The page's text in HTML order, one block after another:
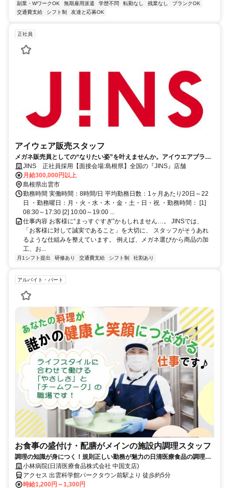
副業・WワークOK 無期雇用派遣 学歴不問 転勤なし 残業なし
ブランクOK
交通費支給
シフト制 友達と応募OK
正社員
アイウェア販売スタッフ
メガネ販売員としての“なりたい姿”を叶えませんか。アイウエアブラン
ド『JINS』で経験者を募集します！
JINS 正社員採用【面接会場:島根県】全国の『JINS』店舗
月給300,000円以上
島根県出雲市
勤務時間 実働時間：8時間/日 平均勤務日数：1ヶ月あたり20日～22
日 ・勤務曜日：月・火・水・木・金・土・日・祝 ・勤務時間： [1]
08:30～17:30 [2] 10:00～19:00 ...
仕事内容 お客様に“まっすぐすぎ”かもしれません…。 JINSでは、
「お客様に対して誠実であること」を大切に、 スタッフがそうあれ
るような仕組みを整えています。 例えば、メガネ選びから商品の加
工、お...
月1シフト提出 研修あり 交通費支給 シフト制 社割あり
アルバイト・パート
お食事の盛付け・配膳がメインの施設内調理スタッフ
調理の知識が身につく！規則正しい勤務が魅力の日清医療食品の調理ス
タッフ
小林病院(日清医療食品株式会社 中国支店)
アクセス 出雲科学館パークタウン前駅より 徒歩約5分
時給1,200円～1,300円